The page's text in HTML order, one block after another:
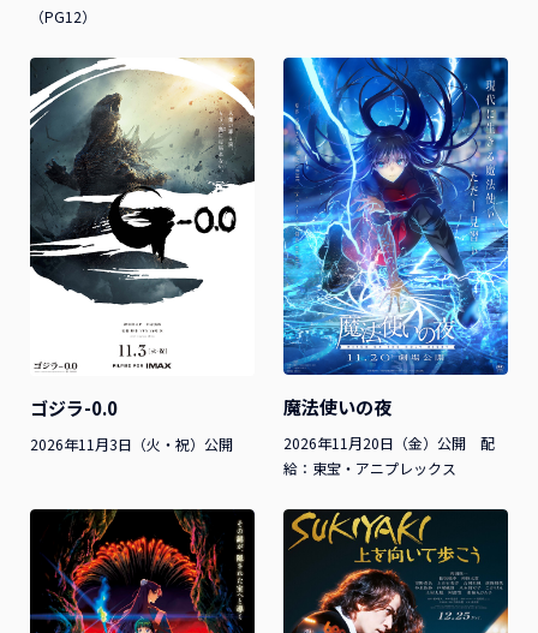
（PG12）
ゴジラ-0.0
2026年11月3日（火・祝）公開
魔法使いの夜
2026年11月20日（金）公開 配
給：東宝・アニプレックス